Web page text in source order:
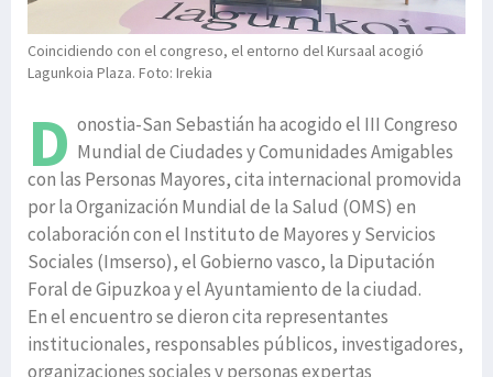
Coincidiendo con el congreso, el entorno del Kursaal acogió
Lagunkoia Plaza. Foto: Irekia
D onostia-San Sebastián ha acogido el III Congreso
Mundial de Ciudades y Comunidades Amigables
con las Personas Mayores, cita internacional promovida
por la Organización Mundial de la Salud (OMS) en
colaboración con el Instituto de Mayores y Servicios
Sociales (Imserso), el Gobierno vasco, la Diputación
Foral de Gipuzkoa y el Ayuntamiento de la ciudad.
En el encuentro se dieron cita representantes
institucionales, responsables públicos, investigadores,
organizaciones sociales y personas expertas